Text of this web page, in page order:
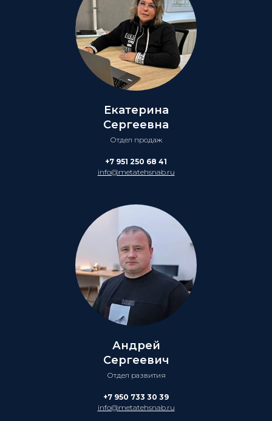
Екатерина
Сергеевна
Отдел продаж
+7 951 250 68 41
info@metatehsnab.ru
Андрей
Сергеевич
Отдел развития
+7 950 733 30 39
info@metatehsnab.ru